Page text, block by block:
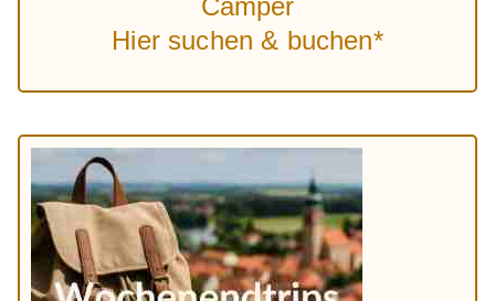
Camper
Hier suchen & buchen*